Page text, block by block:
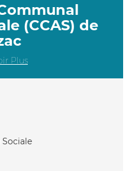
(CCAS) de
Plus